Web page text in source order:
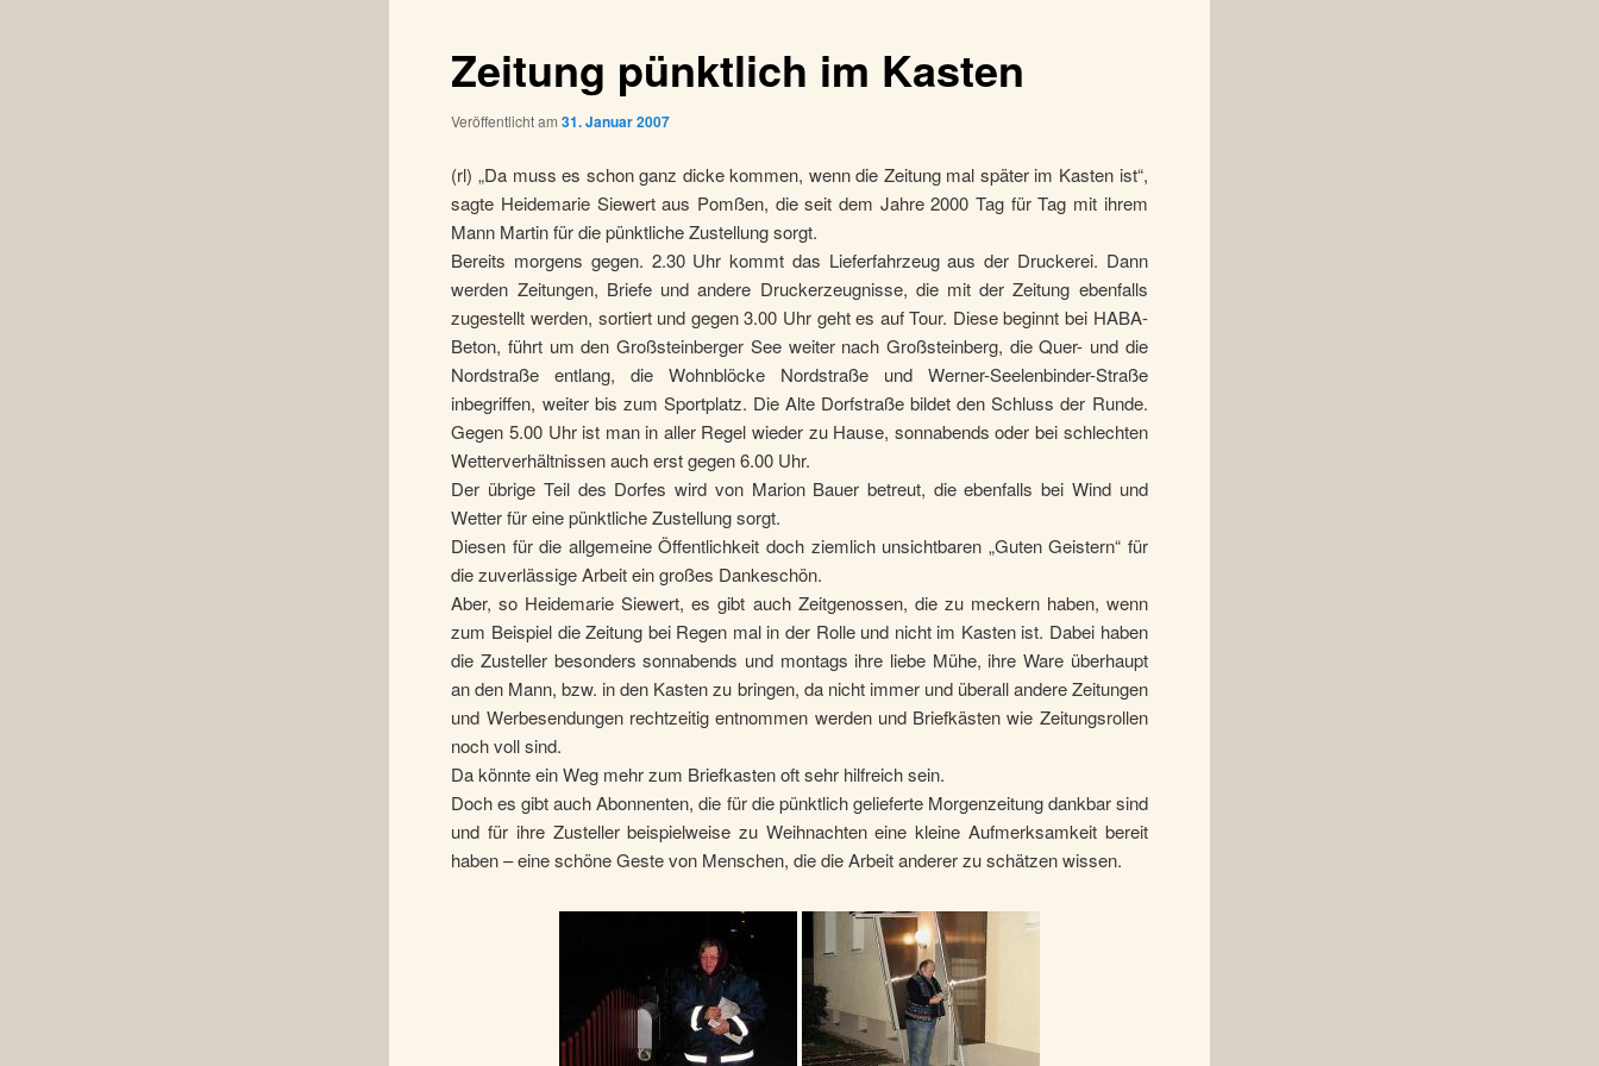
Zeitung pünktlich im Kasten
Veröffentlicht am31. Januar 2007
(rl) „Da muss es schon ganz dicke kommen, wenn die Zeitung mal später im Kasten ist“,
sagte Heidemarie Siewert aus Pomßen, die seit dem Jahre 2000 Tag für Tag mit ihrem
Mann Martin für die pünktliche Zustellung sorgt.
Bereits morgens gegen. 2.30 Uhr kommt das Lieferfahrzeug aus der Druckerei. Dann
werden Zeitungen, Briefe und andere Druckerzeugnisse, die mit der Zeitung ebenfalls
zugestellt werden, sortiert und gegen 3.00 Uhr geht es auf Tour. Diese beginnt bei HABA-
Beton, führt um den Großsteinberger See weiter nach Großsteinberg, die Quer- und die
Nordstraße entlang, die Wohnblöcke Nordstraße und Werner-Seelenbinder-Straße
inbegriffen, weiter bis zum Sportplatz. Die Alte Dorfstraße bildet den Schluss der Runde.
Gegen 5.00 Uhr ist man in aller Regel wieder zu Hause, sonnabends oder bei schlechten
Wetterverhältnissen auch erst gegen 6.00 Uhr.
Der übrige Teil des Dorfes wird von Marion Bauer betreut, die ebenfalls bei Wind und
Wetter für eine pünktliche Zustellung sorgt.
Diesen für die allgemeine Öffentlichkeit doch ziemlich unsichtbaren „Guten Geistern“ für
die zuverlässige Arbeit ein großes Dankeschön.
Aber, so Heidemarie Siewert, es gibt auch Zeitgenossen, die zu meckern haben, wenn
zum Beispiel die Zeitung bei Regen mal in der Rolle und nicht im Kasten ist. Dabei haben
die Zusteller besonders sonnabends und montags ihre liebe Mühe, ihre Ware überhaupt
an den Mann, bzw. in den Kasten zu bringen, da nicht immer und überall andere Zeitungen
und Werbesendungen rechtzeitig entnommen werden und Briefkästen wie Zeitungsrollen
noch voll sind.
Da könnte ein Weg mehr zum Briefkasten oft sehr hilfreich sein.
Doch es gibt auch Abonnenten, die für die pünktlich gelieferte Morgenzeitung dankbar sind
und für ihre Zusteller beispielweise zu Weihnachten eine kleine Aufmerksamkeit bereit
haben – eine schöne Geste von Menschen, die die Arbeit anderer zu schätzen wissen.